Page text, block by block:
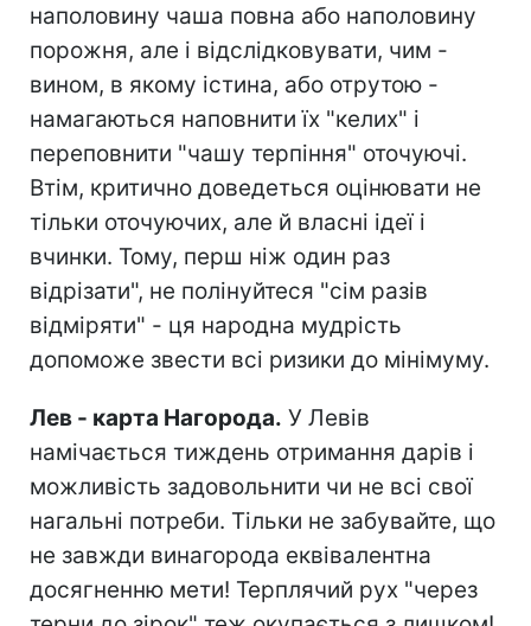
наполовину чаша повна або наполовину
порожня, але і відслідковувати, чим -
вином, в якому істина, або отрутою -
намагаються наповнити їх "келих" і
переповнити "чашу терпіння" оточуючі.
Втім, критично доведеться оцінювати не
тільки оточуючих, але й власні ідеї і
вчинки. Тому, перш ніж один раз
відрізати", не полінуйтеся "сім разів
відміряти" - ця народна мудрість
допоможе звести всі ризики до мінімуму.
Лев - карта Нагорода. У Левів
намічається тиждень отримання дарів і
можливість задовольнити чи не всі свої
нагальні потреби. Тільки не забувайте, що
не завжди винагорода еквівалентна
досягненню мети! Терплячий рух "через